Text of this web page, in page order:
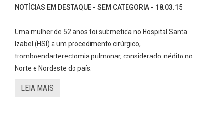
NOTÍCIAS EM DESTAQUE - SEM CATEGORIA - 18.03.15
Uma mulher de 52 anos foi submetida no Hospital Santa
Izabel (HSI) a um procedimento cirúrgico,
tromboendarterectomia pulmonar, considerado inédito no
Norte e Nordeste do país.
LEIA MAIS